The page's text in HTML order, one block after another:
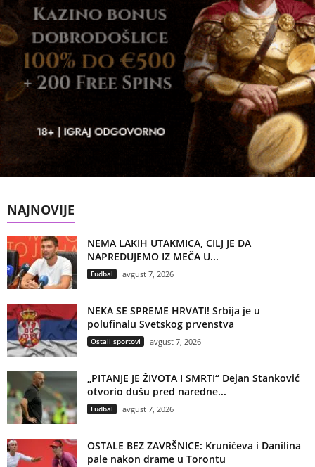
NAJNOVIJE
NEMA LAKIH UTAKMICA, CILJ JE DA
NAPREDUJEMO IZ MEČA U...
Fudbal avgust 7, 2026
NEKA SE SPREME HRVATI! Srbija je u
polufinalu Svetskog prvenstva
Ostali sportovi avgust 7, 2026
„PITANJE JE ŽIVOTA I SMRTI“ Dejan Stanković
otvorio dušu pred naredne...
Fudbal avgust 7, 2026
OSTALE BEZ ZAVRŠNICE: Krunićeva i Danilina
pale nakon drame u Torontu